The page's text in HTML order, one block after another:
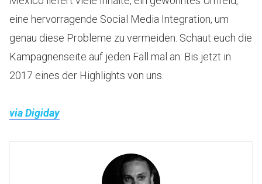
eine hervorragende Social Media Integration, um
genau diese Probleme zu vermeiden. Schaut euch die
Kampagnenseite auf jeden Fall mal an. Bis jetzt in
2017 eines der Highlights von uns.
via Digiday